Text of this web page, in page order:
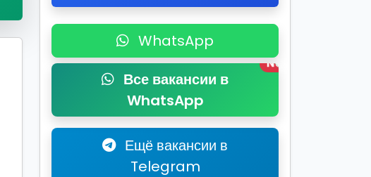
WhatsApp
Все вакансии в
WhatsApp
New
Ещё вакансии в
Telegram